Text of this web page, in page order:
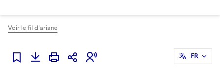
Voir le fil d'ariane
Ajouter à mes favoris
FR